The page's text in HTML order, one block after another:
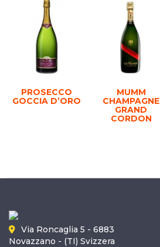
PROSECCO
GOCCIA D’ORO
MUMM
CHAMPAGNE
GRAND
CORDON
Via Roncaglia 5 - 6883
Novazzano - (TI) Svizzera